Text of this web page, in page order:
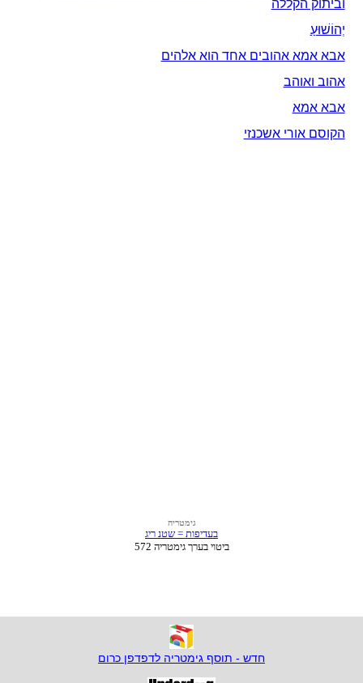
וביתוק הקללה
יְהוֹשׁוּעַ
אבא אמא אהובים אחד הוא אלהים
אהוב ואוהב
אבא אמא
הקוסם אורי אשכנזי
חדש - תוסף גימטריה לדפדפן כרום